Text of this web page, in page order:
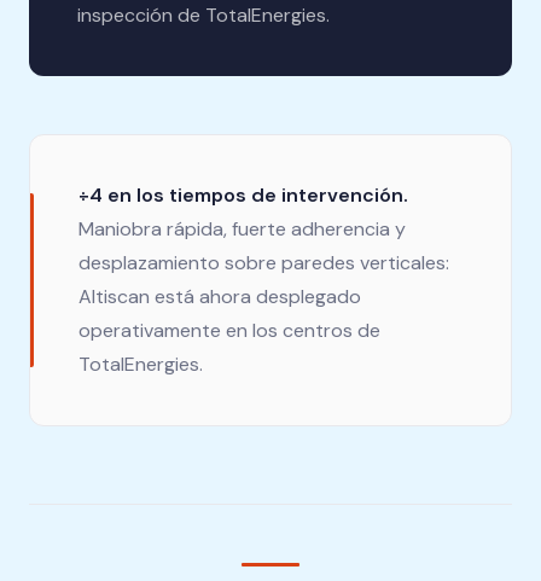
inspección de TotalEnergies.
÷4 en los tiempos de intervención.
Maniobra rápida, fuerte adherencia y
desplazamiento sobre paredes verticales:
Altiscan está ahora desplegado
operativamente en los centros de
TotalEnergies.